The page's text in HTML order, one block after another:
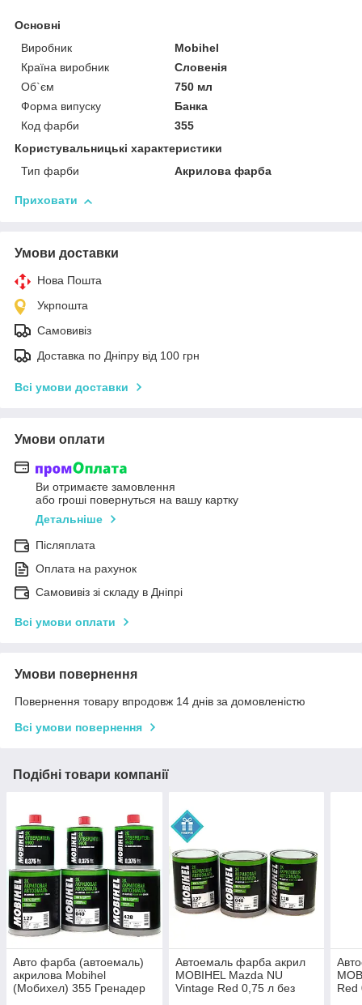
Основні
Виробник
Mobihel
Країна виробник
Словенія
Об`єм
750 мл
Форма випуску
Банка
Код фарби
355
Користувальницькі характеристики
Тип фарби
Акрилова фарба
Приховати
Умови доставки
Нова Пошта
Укрпошта
Самовивіз
Доставка по Дніпру від 100 грн
Всі умови доставки
Умови оплати
Ви отримаєте замовлення
або гроші повернуться на вашу картку
Детальніше
Післяплата
Оплата на рахунок
Самовивіз зі складу в Дніпрі
Всі умови оплати
Умови повернення
Повернення товару впродовж 14 днів за домовленістю
Всі умови повернення
Подібні товари компанії
Авто фарба (автоемаль)
акрилова Mobihel
(Мобихел) 355 Гренадер
Автоемаль фарба акрил
MOBIHEL Mazda NU
Vintage Red 0,75 л без
Red